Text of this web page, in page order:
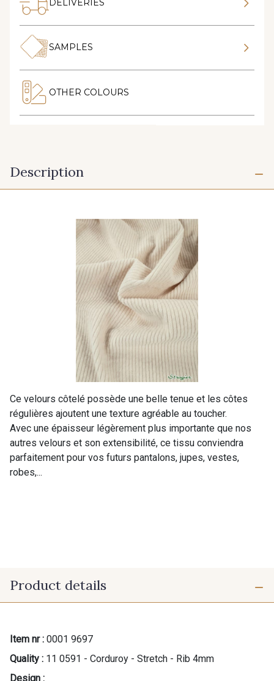
DELIVERIES
SAMPLES
OTHER COLOURS
Description
Ce velours côtelé possède une belle tenue et les côtes
régulières ajoutent une texture agréable au toucher.
Avec une épaisseur légèrement plus importante que nos
autres velours et son extensibilité, ce tissu conviendra
parfaitement pour vos futurs pantalons, jupes, vestes,
robes,...
Product details
Item nr : 0001 9697
Quality : 11 0591 - Corduroy - Stretch - Rib 4mm
Design :